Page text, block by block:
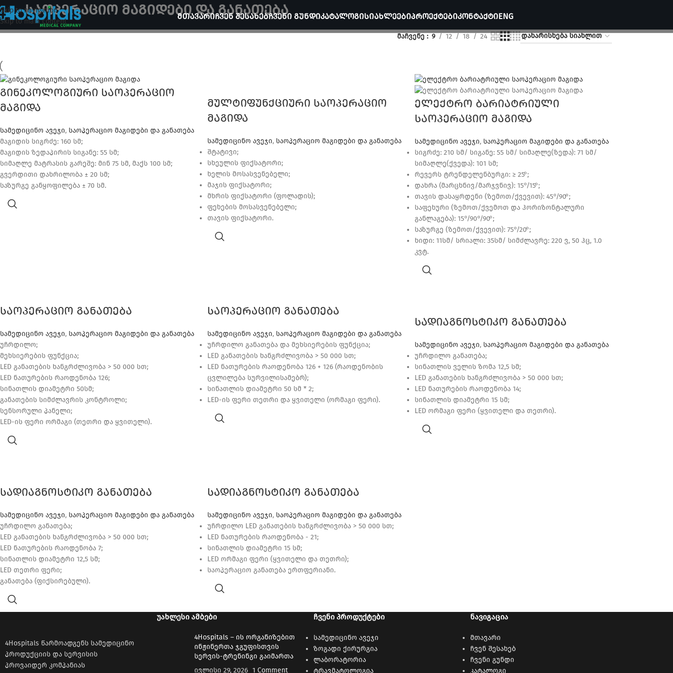
Skip to navigation
Skip to main content
ᲛᲗᲐᲕᲐᲠᲘᲩᲕᲔᲜ ᲨᲔᲡᲐᲮᲔᲑᲩᲕᲔᲜᲘ ᲒᲣᲜᲓᲘᲙᲐᲢᲐᲚᲝᲒᲘᲡᲘᲐᲮᲚᲔᲔᲑᲘᲞᲠᲝᲔᲥᲢᲔᲑᲘᲙᲝᲜᲢᲐᲥᲢᲘENG
საოპერაციო მაგიდები და განათება
მაჩვენე 9 12 18 24
გინეკოლოგიური საოპერაციო
მაგიდა
სამედიცინო ავეჯი, საოპერაციო მაგიდები და განათება
მაგიდის სიგრძე: 160 სმ;
მაგიდის ზედაპირის სიგანე: 55 სმ;
სიმაღლე მატრასის გარეშე: მინ 75 სმ, მაქს 100 სმ;
გვერდითი დახრილობა ± 20 სმ;
საზურგე განყოფილება ± 70 სმ.
მულტიფუნქციური საოპერაციო
მაგიდა
სამედიცინო ავეჯი, საოპერაციო მაგიდები და განათება
შტატივი;
სხეულის ფიქსატორი;
ხელის მოსასვენებელი;
მაჯის ფიქსატორი;
მხრის ფიქსატორი (ფოლადის);
ფეხების მოსასვენებელი;
თავის ფიქსატორი.
ელექტრო ბარიატრიული
საოპერაციო მაგიდა
სამედიცინო ავეჯი, საოპერაციო მაგიდები და განათება
სიგრძე: 210 სმ/ სიგანე: 55 სმ/ სიმაღლე(ზედა): 71 სმ/
სიმაღლე(ქვედა): 101 სმ;
რევერს ტრენდელენბურგი: ≥ 25°;
დახრა (მარცხნივ/მარჯვნივ): 15°/15°;
თავის დასაყრდენი (ზემოთ/ქვევით): 45°/90°;
საფეხური (ზემოთ/ქვემოთ და ჰორიზონტალური
განლაგება): 15°/90°/90°;
საზურგე (ზემოთ/ქვევით): 75°/20°;
ხიდი: 11სმ/ სრიალი: 35სმ/ სიმძლავრე: 220 ვ, 50 ჰც, 1.0
კვტ.
საოპერაციო განათება
სამედიცინო ავეჯი, საოპერაციო მაგიდები და განათება
უჩრდილო;
მეხსიერების ფუნქცია;
LED განათების ხანგრძლივობა > 50 000 სთ;
LED ნათურების რაოდენობა 126;
სინათლის დიამეტრი 50სმ;
განათების სიმძლავრის კონტროლი;
სენსორული პანელი;
LED-ის ფერი ორმაგი (თეთრი და ყვითელი).
საოპერაციო განათება
სამედიცინო ავეჯი, საოპერაციო მაგიდები და განათება
უჩრდილო განათება და მეხსიერების ფუნქცია;
LED განათების ხანგრძლივობა > 50 000 სთ;
LED ნათურების რაოდენობა 126 + 126 (რაოდენობის
ცვლილება სურვილისამებრ);
სინათლის დიამეტრი 50 სმ * 2;
LED-ის ფერი თეთრი და ყვითელი (ორმაგი ფერი).
სადიაგნოსტიკო განათება
სამედიცინო ავეჯი, საოპერაციო მაგიდები და განათება
უჩრდილო განათება;
სინათლის ველის ზომა 12,5 სმ;
LED განათების ხანგრძლივობა > 50 000 სთ;
LED ნათურების რაოდენობა 14;
სინათლის დიამეტრი 15 სმ;
LED ორმაგი ფერი (ყვითელი და თეთრი).
სადიაგნოსტიკო განათება
სამედიცინო ავეჯი, საოპერაციო მაგიდები და განათება
უჩრდილო განათება;
LED განათების ხანგრძლივობა > 50 000 სთ;
LED ნათურების რაოდენობა 7;
სინათლის დიამეტრი 12,5 სმ;
LED თეთრი ფერი;
განათება (ფიქსირებული).
სადიაგნოსტიკო განათება
სამედიცინო ავეჯი, საოპერაციო მაგიდები და განათება
უჩრდილო LED განათების ხანგრძლივობა > 50 000 სთ;
LED ნათურების რაოდენობა - 21;
სინათლის დიამეტრი 15 სმ;
LED ორმაგი ფერი (ყვითელი და თეთრი);
საოპერაციო განათება ერთფერიანი.
4Hospitals წარმოადგენს სამედიცინო
პროდუქციის და სერვისის
პროვაიდერ კომპანიას
ᲣᲐᲮᲚᲔᲡᲘ ᲐᲛᲑᲔᲑᲘ
4Hospitals – ის ორგანიზებით
ინჟინერთა ჯგუფისთვის
სერვის-ტრენინგი გაიმართა
ივლისი 29, 2026 1 Comment
ᲩᲕᲔᲜᲘ ᲞᲠᲝᲓᲣᲥᲢᲔᲑᲘ
სამედიცინო ავეჯი
ზოგადი ქირურგია
ლაბორატორია
ტრავმატოლოგია
ᲜᲐᲕᲘᲒᲐᲪᲘᲐ
მთავარი
ჩვენ შესახებ
ჩვენი გუნდი
კატალოგი